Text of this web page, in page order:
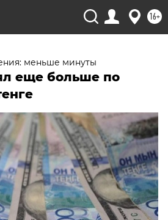
16+
меньше минуты
еще больше по